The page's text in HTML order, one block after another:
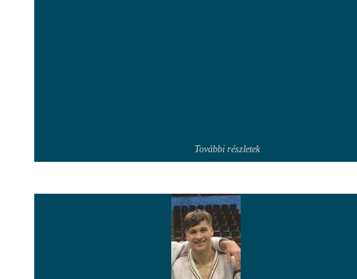
További részletek